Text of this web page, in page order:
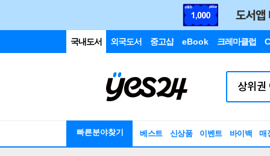
국내도서 외국도서 중고샵 eBook 크레마클럽
빠른분야찾기 베스트 신상품 이벤트 바이백 매